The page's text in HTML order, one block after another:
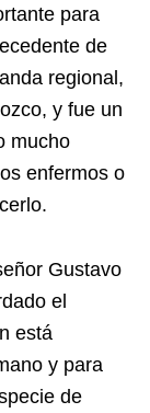
para
de
regional,
y fue un
mucho
enfermos o
Gustavo
el
está
y para
de